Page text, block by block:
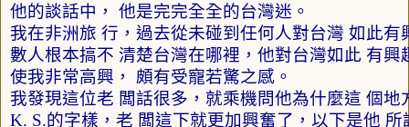
他的談話中， 他是完完全全的台灣迷。
我在非洲旅 行，過去從未碰到任何人對台灣 如此有
數人根本搞不 清楚台灣在哪裡，他對台灣如此 有興
使我非常高興， 頗有受寵若驚之感。
我發現這位老 闆話很多，就乘機問他為什麼這 個地
K. S.的字樣，老 闆這下就更加興奮了，以下是他 所